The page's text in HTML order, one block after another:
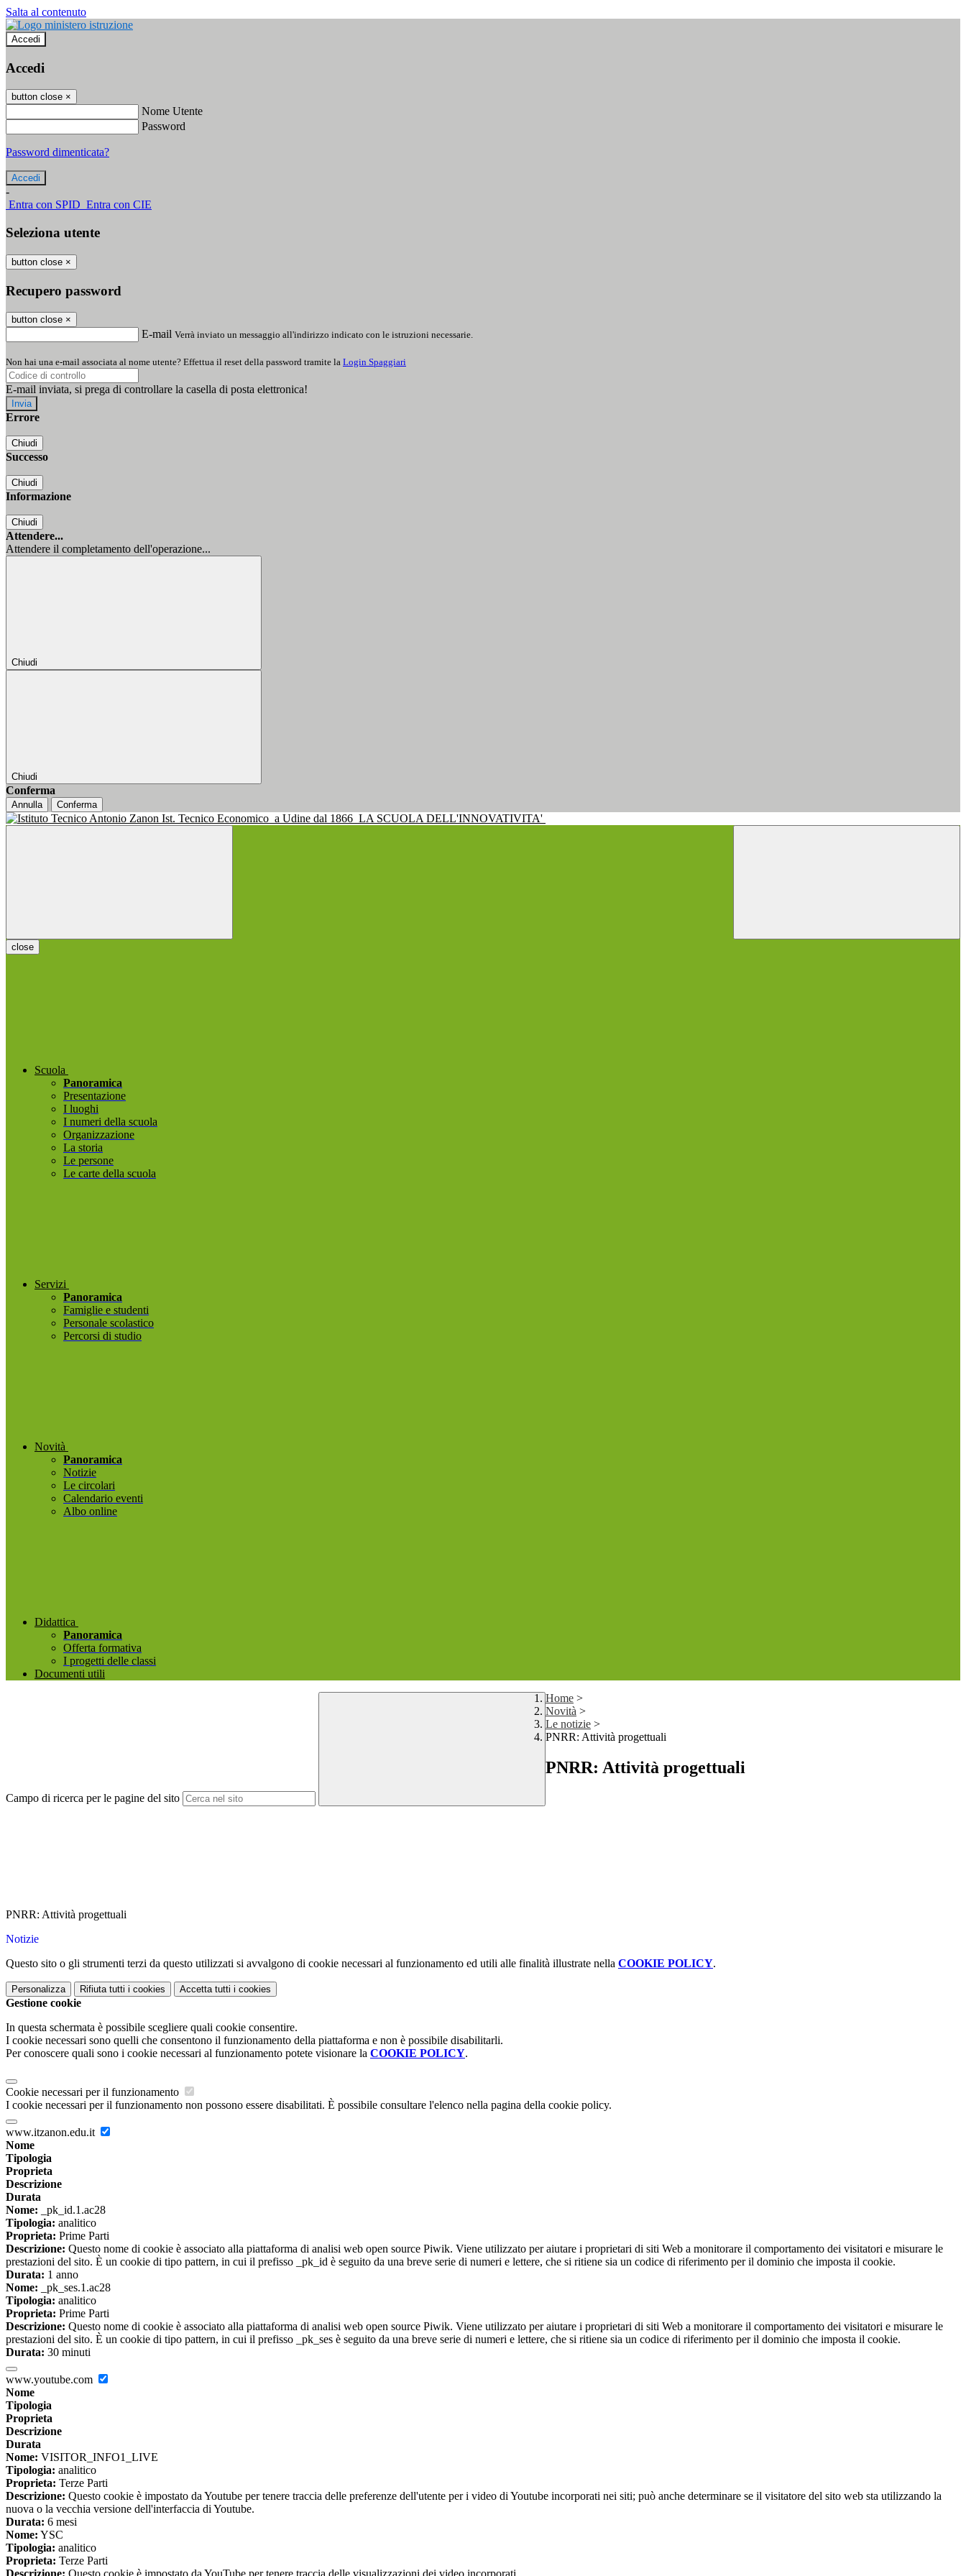
Salta al contenuto
Accedi
Accedi
button close ×
Nome Utente
Password
Password dimenticata?
-
Entra con SPID Entra con CIE
Seleziona utente
button close ×
Recupero password
button close ×
E-mail Verrà inviato un messaggio all'indirizzo indicato con le istruzioni necessarie.
Non hai una e-mail associata al nome utente? Effettua il reset della password tramite la Login Spaggiari
E-mail inviata, si prega di controllare la casella di posta elettronica!
Errore
Chiudi
Successo
Chiudi
Informazione
Chiudi
Attendere...
Attendere il completamento dell'operazione...
Chiudi
Chiudi
Conferma
Annulla Conferma
Ist. Tecnico Economico a Udine dal 1866 LA SCUOLA DELL'INNOVATIVITA'
close
Scuola
Panoramica
Presentazione
I luoghi
I numeri della scuola
Organizzazione
La storia
Le persone
Le carte della scuola
Servizi
Panoramica
Famiglie e studenti
Personale scolastico
Percorsi di studio
Novità
Panoramica
Notizie
Le circolari
Calendario eventi
Albo online
Didattica
Panoramica
Offerta formativa
I progetti delle classi
Documenti utili
Campo di ricerca per le pagine del sito
Home >
Novità >
Le notizie >
PNRR: Attività progettuali
PNRR: Attività progettuali
PNRR: Attività progettuali
Notizie
Questo sito o gli strumenti terzi da questo utilizzati si avvalgono di cookie necessari al funzionamento ed utili alle finalità illustrate nella COOKIE POLICY.
Personalizza Rifiuta tutti i cookies Accetta tutti i cookies
Gestione cookie
In questa schermata è possibile scegliere quali cookie consentire.
I cookie necessari sono quelli che consentono il funzionamento della piattaforma e non è possibile disabilitarli.
Per conoscere quali sono i cookie necessari al funzionamento potete visionare la COOKIE POLICY.
Cookie necessari per il funzionamento
I cookie necessari per il funzionamento non possono essere disabilitati. È possibile consultare l'elenco nella pagina della cookie policy.
www.itzanon.edu.it
Nome
Tipologia
Proprieta
Descrizione
Durata
Nome: _pk_id.1.ac28
Tipologia: analitico
Proprieta: Prime Parti
Descrizione: Questo nome di cookie è associato alla piattaforma di analisi web open source Piwik. Viene utilizzato per aiutare i proprietari di siti Web a monitorare il comportamento dei visitatori e misurare le
prestazioni del sito. È un cookie di tipo pattern, in cui il prefisso _pk_id è seguito da una breve serie di numeri e lettere, che si ritiene sia un codice di riferimento per il dominio che imposta il cookie.
Durata: 1 anno
Nome: _pk_ses.1.ac28
Tipologia: analitico
Proprieta: Prime Parti
Descrizione: Questo nome di cookie è associato alla piattaforma di analisi web open source Piwik. Viene utilizzato per aiutare i proprietari di siti Web a monitorare il comportamento dei visitatori e misurare le
prestazioni del sito. È un cookie di tipo pattern, in cui il prefisso _pk_ses è seguito da una breve serie di numeri e lettere, che si ritiene sia un codice di riferimento per il dominio che imposta il cookie.
Durata: 30 minuti
www.youtube.com
Nome
Tipologia
Proprieta
Descrizione
Durata
Nome: VISITOR_INFO1_LIVE
Tipologia: analitico
Proprieta: Terze Parti
Descrizione: Questo cookie è impostato da Youtube per tenere traccia delle preferenze dell'utente per i video di Youtube incorporati nei siti; può anche determinare se il visitatore del sito web sta utilizzando la
nuova o la vecchia versione dell'interfaccia di Youtube.
Durata: 6 mesi
Nome: YSC
Tipologia: analitico
Proprieta: Terze Parti